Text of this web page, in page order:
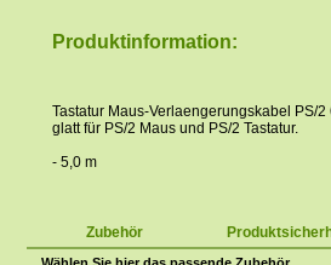
Produktinformation:
Tastatur Maus-Verlaengerungskabel PS/
glatt für PS/2 Maus und PS/2 Tastatur.
- 5,0 m
Zubehör